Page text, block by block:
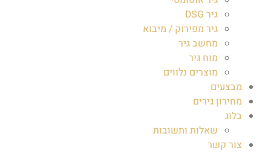
גיר DSG
גיר מפירוק / מיבוא
מחשב גיר
מוח גיר
מוצרים נלווים
מבצעים
מחירון גירים
בלוג
שאלות ותשובות
צור קשר